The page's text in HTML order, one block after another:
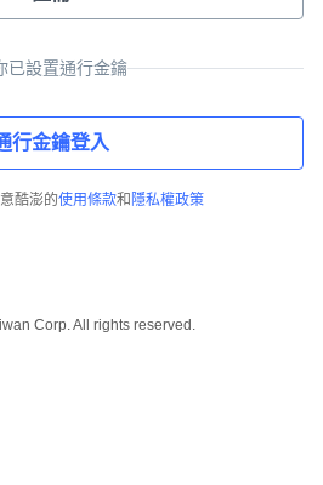
已設置通行金鑰
行金鑰登入
酷澎的使用條款和 隱私權政策
Corp. All rights reserved.